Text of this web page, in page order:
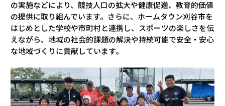
の実施などにより、競技人口の拡大や健康促進、教育的価値
の提供に取り組んでいます。さらに、ホームタウン刈谷市を
はじめとした学校や市町村と連携し、スポーツの楽しさを伝
えながら、地域の社会的課題の解決や持続可能で安全・安心
な地域づくりに貢献しています。